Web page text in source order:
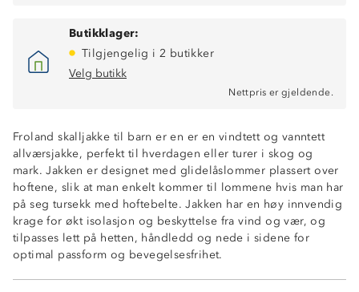
Butikklager:
Tilgjengelig i 2 butikker
Velg butikk
Nettpris er gjeldende.
Froland skalljakke til barn er en er en vindtett og vanntett
allværsjakke, perfekt til hverdagen eller turer i skog og
mark. Jakken er designet med glidelåslommer plassert over
hoftene, slik at man enkelt kommer til lommene hvis man har
på seg tursekk med hoftebelte. Jakken har en høy innvendig
krage for økt isolasjon og beskyttelse fra vind og vær, og
tilpasses lett på hetten, håndledd og nede i sidene for
optimal passform og bevegelsesfrihet.
Vanntett (8 000 mm vannsøyle)
Fukttransporterende (6 000 g/m2/24t)
Vindtett
Meshfôr
Vannavstøtende glidelåser
To glidelåslommer tilpasset hoftebelte
Fast hette med justering rundt ansikt og i bakhodet
Enhåndsstramming nederst i sidene
Borrelåsjustering rundt håndledd
Hakebeskytter på glidelås